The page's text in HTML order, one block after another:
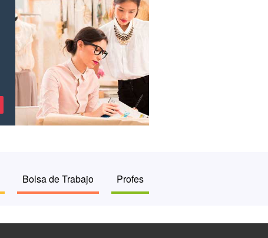
Bolsa de Trabajo Profes